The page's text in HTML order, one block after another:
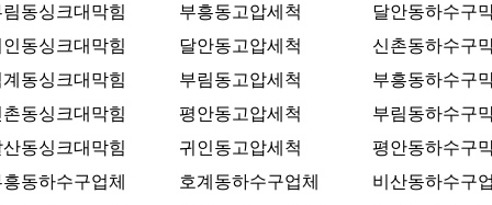
동싱크대막힘
부흥동고압세척
달안동하수구
동싱크대막힘
달안동고압세척
신촌동하수구
동싱크대막힘
부림동고압세척
부흥동하수구
동싱크대막힘
평안동고압세척
부림동하수구
동싱크대막힘
귀인동고압세척
평안동하수구
동하수구업체
호계동하수구업체
비산동하수구